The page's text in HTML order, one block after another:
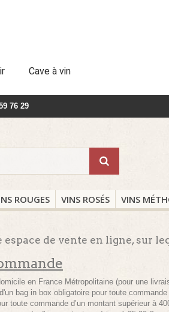
Cave à vin
76 29
ROUGES VINS ROSÉS VINS
espace de vente en ligne, sur
en France Métropolitaine (pour une
bag in box obligatoire pour toute commande
toute commande d’un montant supérieur à